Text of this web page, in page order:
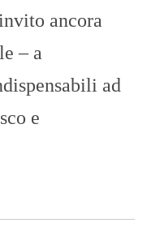
ancora
– a
ad
e